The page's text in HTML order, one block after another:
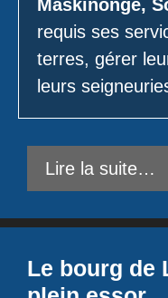
Maskinongé,
requis ses
terres, gérer
leurs
Lire la suite…
Le bourg de